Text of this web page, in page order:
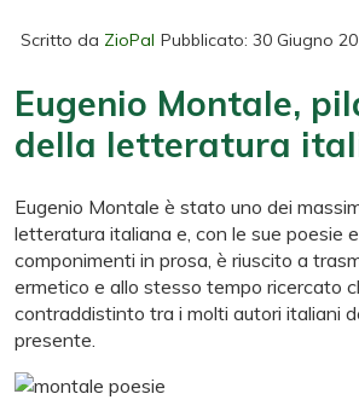
Scritto da ZioPal Pubblicato: 30 Giugno
Eugenio Montale,
della letteratura
Eugenio Montale è stato uno dei
letteratura italiana e, con le sue poesie
componimenti in prosa, è riuscito a
ermetico e allo stesso tempo ricercato
contraddistinto tra i molti autori italiani
presente.